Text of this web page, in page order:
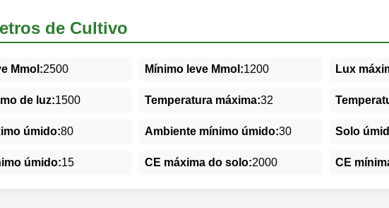
de Cultivo
Mmol:2500 Mínimo leve Mmol:1200 Lux
de luz:1500 Temperatura máxima:32
úmido:80 Ambiente mínimo úmido:30 Solo
úmido:15 CE máxima do solo:2000 CE